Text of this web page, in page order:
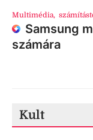
Multimédia,
Samsung
számára
Kult